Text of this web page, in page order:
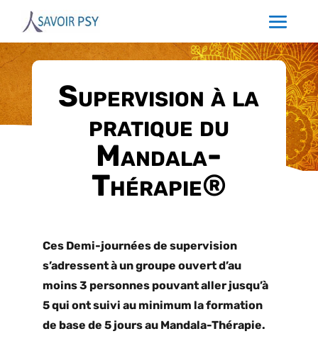
Supervision à la
pratique du
Mandala-
Thérapie®
Ces Demi-journées de supervision
s’adressent à un groupe ouvert d’au
moins 3 personnes pouvant aller jusqu’à
5 qui ont suivi au minimum la formation
de base de 5 jours au Mandala-Thérapie.